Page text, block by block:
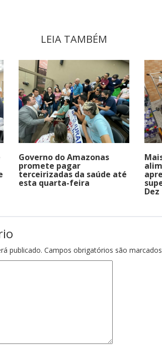
LEIA TAMBÉM
Governo do Amazonas
promete pagar
terceirizadas da saúde até
esta quarta-feira
Dez
publicado. Campos obrigatórios são